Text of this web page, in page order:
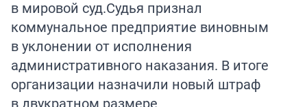
в мировой суд.Судья признал
коммунальное предприятие виновным
в уклонении от исполнения
административного наказания. В итоге
организации назначили новый штраф
в двукратном размере